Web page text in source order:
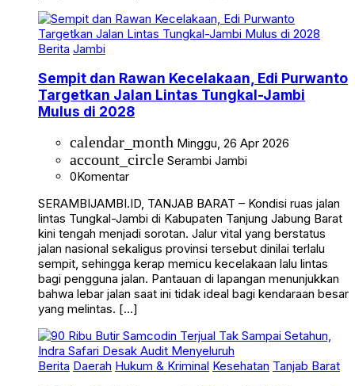
Berita Jambi
Sempit dan Rawan Kecelakaan, Edi Purwanto
Targetkan Jalan Lintas Tungkal-Jambi
Mulus di 2028
calendar_month Minggu, 26 Apr 2026
account_circle Serambi Jambi
0Komentar
SERAMBIJAMBI.ID, TANJAB BARAT – Kondisi ruas jalan
lintas Tungkal-Jambi di Kabupaten Tanjung Jabung Barat
kini tengah menjadi sorotan. Jalur vital yang berstatus
jalan nasional sekaligus provinsi tersebut dinilai terlalu
sempit, sehingga kerap memicu kecelakaan lalu lintas
bagi pengguna jalan. Pantauan di lapangan menunjukkan
bahwa lebar jalan saat ini tidak ideal bagi kendaraan besar
yang melintas. […]
Berita Daerah Hukum & Kriminal Kesehatan Tanjab Barat